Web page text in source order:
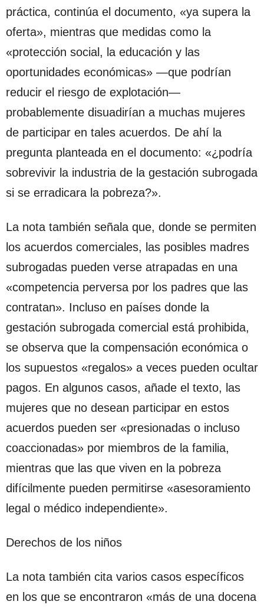
práctica, continúa el documento, «ya supera la
oferta», mientras que medidas como la
«protección social, la educación y las
oportunidades económicas» —que podrían
reducir el riesgo de explotación—
probablemente disuadirían a muchas mujeres
de participar en tales acuerdos. De ahí la
pregunta planteada en el documento: «¿podría
sobrevivir la industria de la gestación subrogada
si se erradicara la pobreza?».
La nota también señala que, donde se permiten
los acuerdos comerciales, las posibles madres
subrogadas pueden verse atrapadas en una
«competencia perversa por los padres que las
contratan». Incluso en países donde la
gestación subrogada comercial está prohibida,
se observa que la compensación económica o
los supuestos «regalos» a veces pueden ocultar
pagos. En algunos casos, añade el texto, las
mujeres que no desean participar en estos
acuerdos pueden ser «presionadas o incluso
coaccionadas» por miembros de la familia,
mientras que las que viven en la pobreza
difícilmente pueden permitirse «asesoramiento
legal o médico independiente».
Derechos de los niños
La nota también cita varios casos específicos
en los que se encontraron «más de una docena